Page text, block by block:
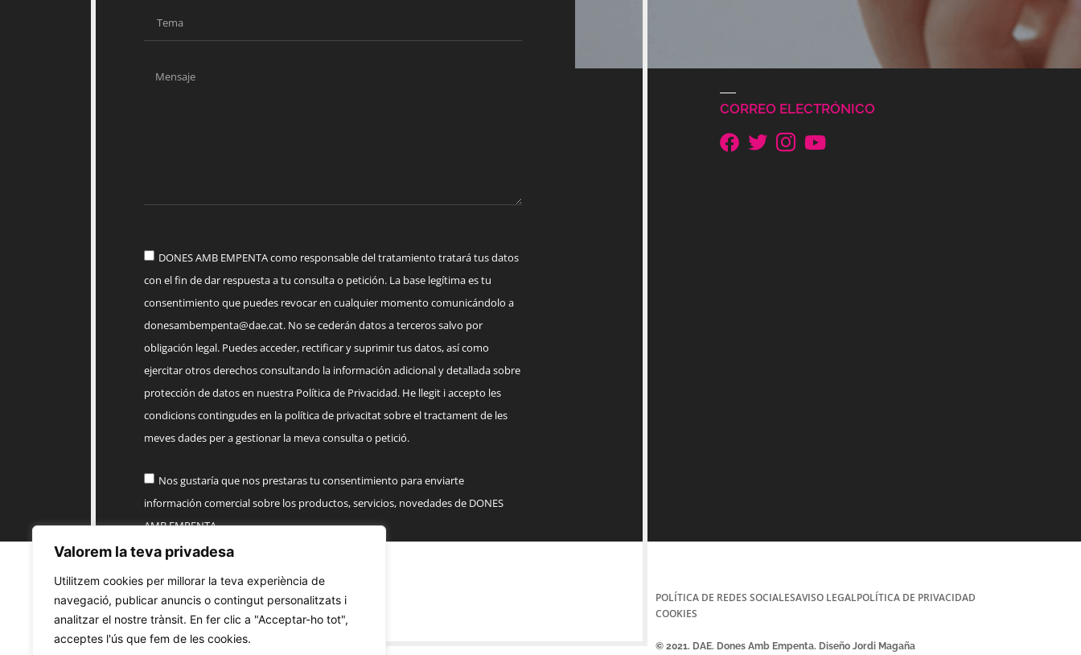
Valorem la teva privadesa
Utilitzem cookies per millorar la teva experiència de
navegació, publicar anuncis o contingut personalitzats i
analitzar el nostre trànsit. En fer clic a "Acceptar-ho tot",
acceptes l'ús que fem de les cookies.
DONES AMB EMPENTA como responsable del tratamiento tratará tus datos
con el fin de dar respuesta a tu consulta o petición. La base legítima es tu
consentimiento que puedes revocar en cualquier momento comunicándolo a
donesambempenta@dae.cat. No se cederán datos a terceros salvo por
obligación legal. Puedes acceder, rectificar y suprimir tus datos, así como
ejercitar otros derechos consultando la información adicional y detallada sobre
protección de datos en nuestra Política de Privacidad. He llegit i accepto les
condicions contingudes en la política de privacitat sobre el tractament de les
meves dades per a gestionar la meva consulta o petició.
Nos gustaría que nos prestaras tu consentimiento para enviarte
información comercial sobre los productos, servicios, novedades de DONES
AMB EMPENTA
Enviar
CORREO ELECTRÓNICO
POLÍTICA DE REDES SOCIALESAVISO LEGALPOLÍTICA DE PRIVACIDAD
COOKIES
© 2021. DAE. Dones Amb Empenta. Diseño Jordi Magaña